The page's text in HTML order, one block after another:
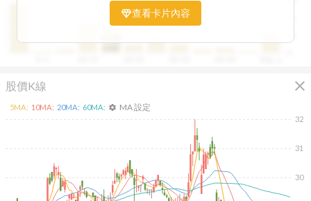
差，了解哪些股票相對被低估、哪些可能已偏貴。從中位
數、本益比範圍到個別公司位置，卡片讓你一眼辨識產業
查看卡片內容
股價K線 close
30
31
32
5MA: 10MA: 20MA: 60MA: settings MA 設定